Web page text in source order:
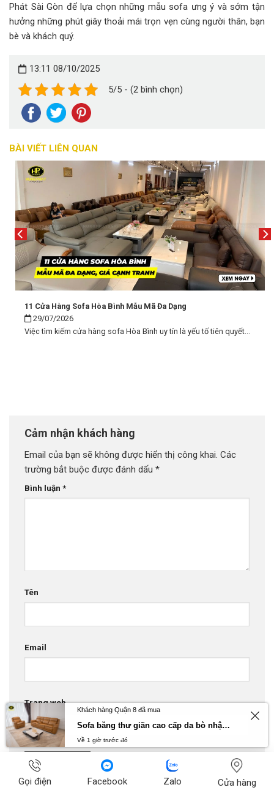
Phát Sài Gòn để lựa chọn những mẫu sofa ưng ý và sớm tận
hưởng những phút giây thoải mái trọn vẹn cùng người thân, bạn
bè và khách quý.
13:11 08/10/2025
5/5 - (2 bình chọn)
BÀI VIẾT LIÊN QUAN
11 Cửa Hàng Sofa Hòa Bình Mẫu Mã Đa Dạng
29/07/2026
Việc tìm kiếm cửa hàng sofa Hòa Bình uy tín là yếu tố tiên quyết...
Cảm nhận khách hàng
Email của bạn sẽ không được hiển thị công khai. Các
trường bắt buộc được đánh dấu *
Bình luận *
Tên
Email
Trang web
Gọi điện Facebook Zalo Cửa hàng
Khách hàng Quận 8 đã mua
Sofa băng thư giãn cao cấp da bò nhập khẩu Primo U70797HM
Về 1 giờ trước đó